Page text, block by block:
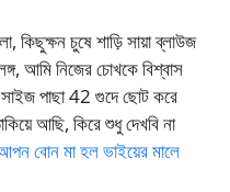
কিছুক্ষন চুষে শাড়ি সায়া ব্লাউজ
আমি নিজের চোখকে বিশ্বাস
পাছা 42 গুদে ছোট করে
আছি, কিরে শুধু দেখবি না
মা হল ভাইয়ের মালে